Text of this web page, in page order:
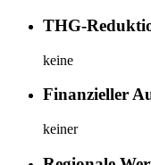
THG-
keine
Finanzieller
keiner